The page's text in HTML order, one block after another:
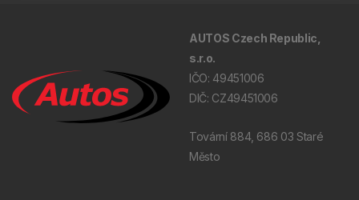
AUTOS Czech Republic,
s.r.o.
IČO: 49451006
DIČ: CZ49451006
Tovární 884, 686 03 Staré
Město